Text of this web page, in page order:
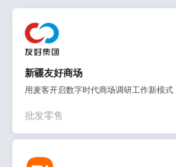
新疆友好商场
用麦客开启数字时代商场调研工作新模式
批发零售